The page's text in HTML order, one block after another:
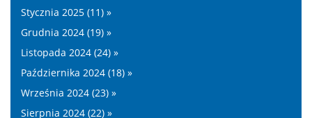
Stycznia 2025 (11) »
Grudnia 2024 (19) »
Listopada 2024 (24) »
Października 2024 (18) »
Września 2024 (23) »
Sierpnia 2024 (22) »